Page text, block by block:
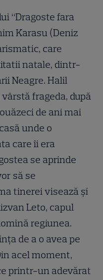
“Dragoste fara
Karasu (Deniz
care
natale, dintr-
Neagre. Halil
frageda, după
de ani mai
unde o
care îi era
se aprinde
să se
tinerei visează şi
Leto, capul
regiunea.
de a o avea pe
acel moment,
printr-un adevărat